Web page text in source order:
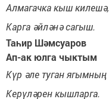
Алмагачка кыш килешә,
Карга әйләнә сагыш.
Таһир Шәмсуаров
Ап-ак юлга чыктым
Күр әле туган ягымның
Керүләрен кышларга.